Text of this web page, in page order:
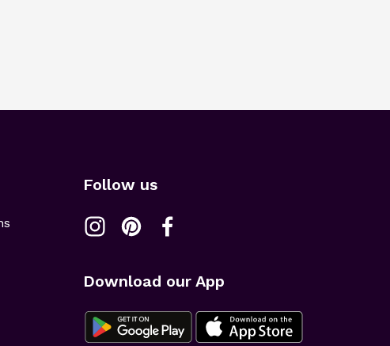
Follow us
Download our App